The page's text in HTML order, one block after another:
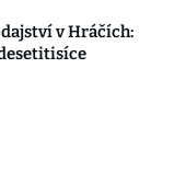
v Hráčích: